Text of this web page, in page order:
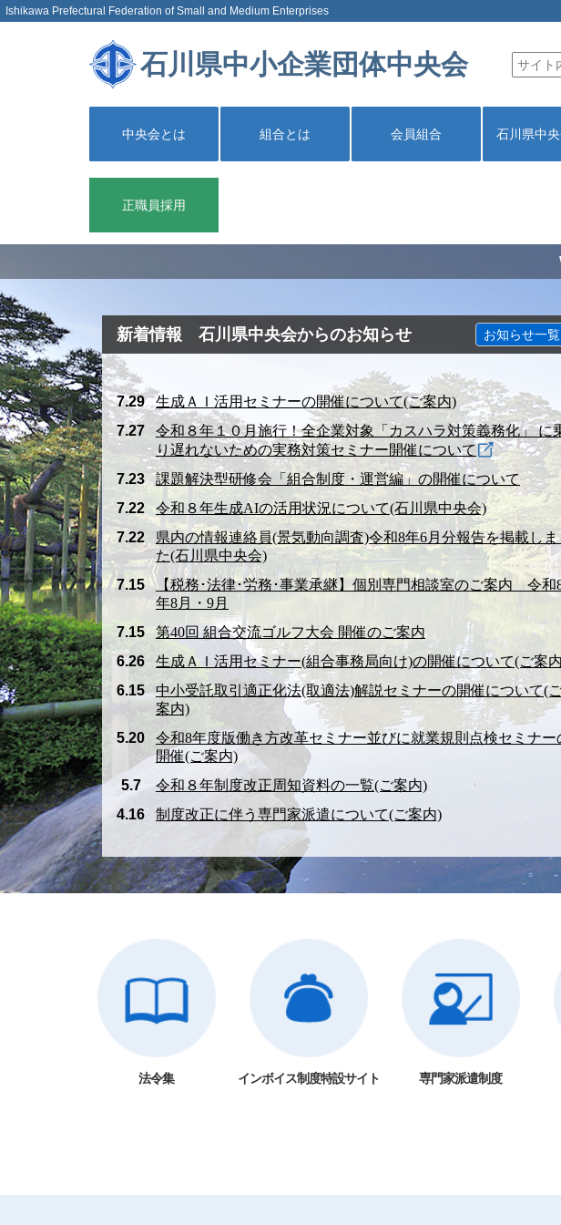
Ishikawa Prefectural Federation of Small and Medium Enterprises
石川県中小企業団体中央会
中央会とは 組合とは 会員組合 石川県中
正職員採用
新着情報 石川県中央会からのお知らせ お知らせ一
7.29
生成ＡＩ活用セミナーの開催について(ご案内)
7.27
令和８年１０月施行！全企業対象「カスハラ対策義務化」 に
り遅れないための実務対策セミナー開催について
7.23
課題解決型研修会「組合制度・運営編」の開催について
7.22
令和８年生成AIの活用状況について(石川県中央会)
7.22
県内の情報連絡員(景気動向調査)令和8年6月分報告を掲載しま
た(石川県中央会)
7.15
【税務･法律･労務･事業承継】個別専門相談室のご案内 令和
年8月・9月
7.15
第40回 組合交流ゴルフ大会 開催のご案内
6.26
生成ＡＩ活用セミナー(組合事務局向け)の開催について(ご案
6.15
中小受託取引適正化法(取適法)解説セミナーの開催について(
案内)
5.20
令和8年度版働き方改革セミナー並びに就業規則点検セミナー
開催(ご案内)
5.7
令和８年制度改正周知資料の一覧(ご案内)
4.16
制度改正に伴う専門家派遣について(ご案内)
法令集 インボイス制度特設サイト 専門家派遣制度